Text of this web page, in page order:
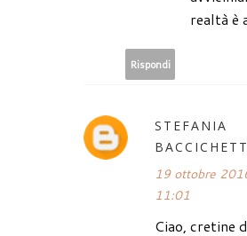
realtà è
Rispondi
STEFANIA
19 ottobre
11:01
Ciao, cretine